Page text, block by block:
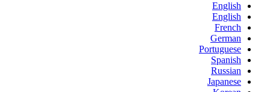
English
English
French
German
Portuguese
Spanish
Russian
Japanese